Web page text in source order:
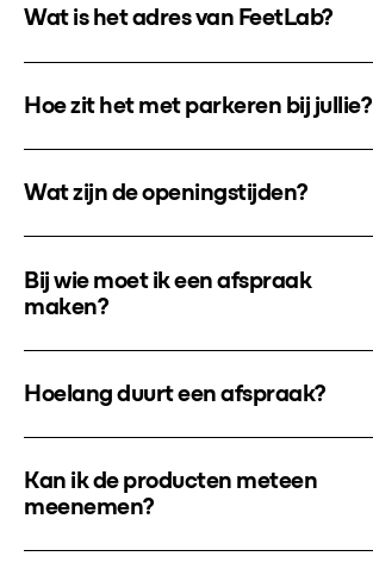
Wat is het adres van FeetLab?
Hoe zit het met parkeren bij jullie?
Wat zijn de openingstijden?
Bij wie moet ik een afspraak
maken?
Hoelang duurt een afspraak?
Kan ik de producten meteen
meenemen?